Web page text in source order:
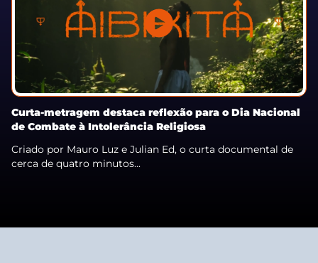
Curta-metragem destaca reflexão para o Dia Nacional
de Combate à Intolerância Religiosa
Criado por Mauro Luz e Julian Ed, o curta documental de
cerca de quatro minutos...